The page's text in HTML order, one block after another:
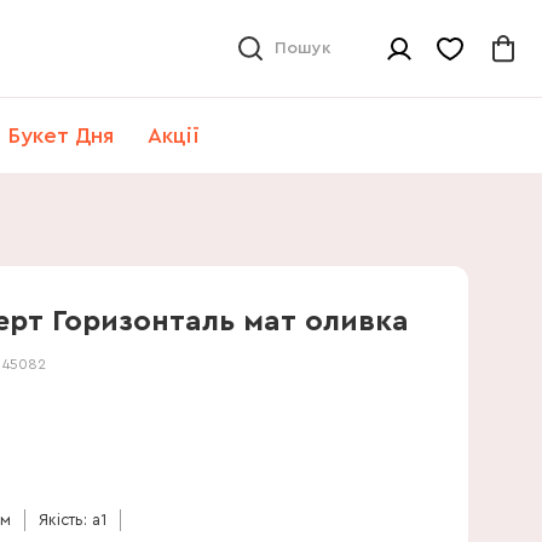
Пошук
Букет Дня Акції
Горизонталь мат оливка
45082
Якість: a1